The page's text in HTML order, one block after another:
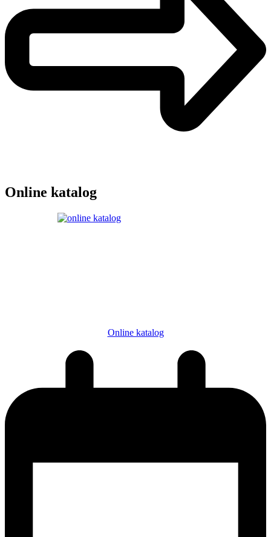
Online katalog
Online katalog